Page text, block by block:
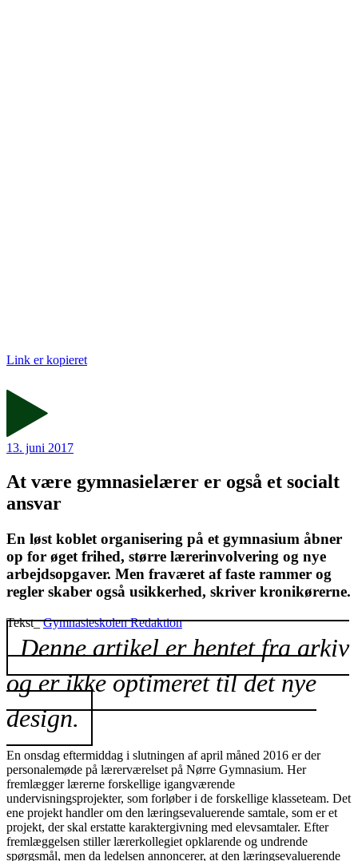
Link er kopieret
13. juni 2017
At være gymnasielærer er også et socialt
ansvar
En løst koblet organisering på et gymnasium åbner
op for øget frihed, større lærer­involvering og nye
arbejdsopgaver. Men fraværet af faste rammer og
regler skaber også usikkerhed, skriver kronikørerne.
Tekst_Gymnasieskolen Redaktion
Denne artikel er hentet fra arkiv
og er ikke optimeret til det nye
design.
En onsdag eftermiddag i slutningen af april måned 2016 er der
personalemøde på lærerværelset på Nørre Gymnasium. Her
fremlægger lærerne forskellige igangværende
undervisningsprojekter, som forløber i de forskellige klasseteam. Det
ene projekt handler om den læringsevaluerende samtale, som er et
projekt, der skal erstatte karaktergivning med elevsamtaler. Efter
fremlæggelsen stiller lærerkollegiet opklarende og undrende
spørgsmål, men da ledelsen annoncerer, at den læringsevaluerende